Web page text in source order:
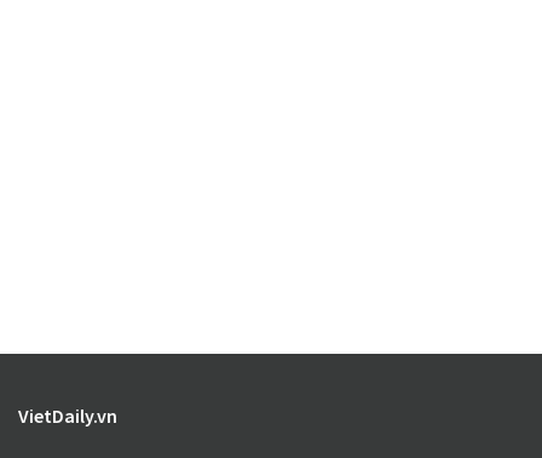
VietDaily.vn